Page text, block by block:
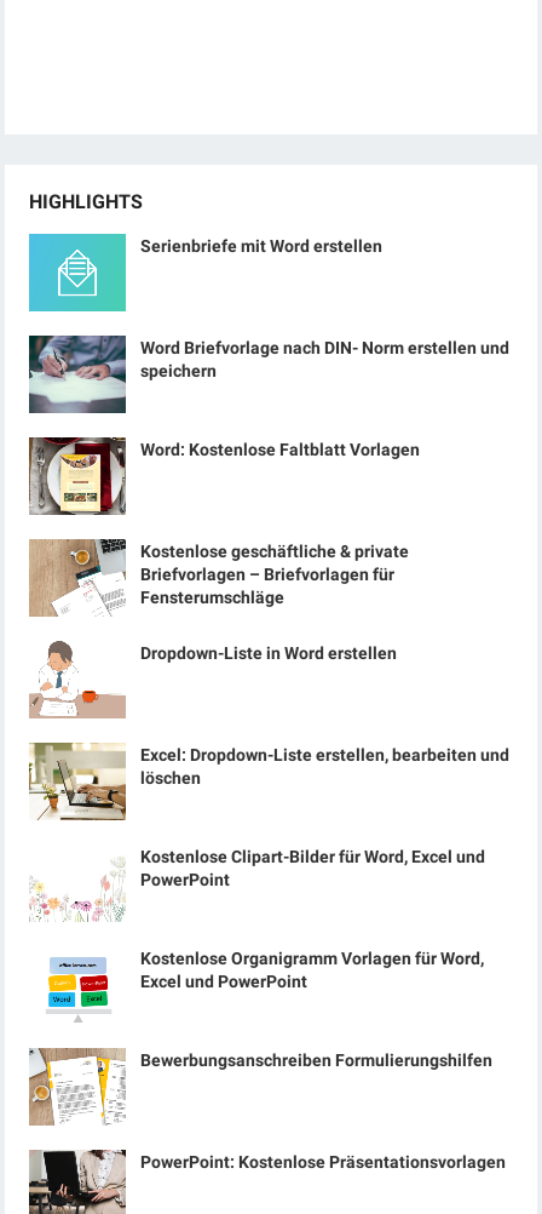
HIGHLIGHTS
Serienbriefe mit Word erstellen
Word Briefvorlage nach DIN- Norm erstellen und
speichern
Word: Kostenlose Faltblatt Vorlagen
Kostenlose geschäftliche & private
Briefvorlagen – Briefvorlagen für
Fensterumschläge
Dropdown-Liste in Word erstellen
Excel: Dropdown-Liste erstellen, bearbeiten und
löschen
Kostenlose Clipart-Bilder für Word, Excel und
PowerPoint
Kostenlose Organigramm Vorlagen für Word,
Excel und PowerPoint
Bewerbungsanschreiben Formulierungshilfen
PowerPoint: Kostenlose Präsentationsvorlagen